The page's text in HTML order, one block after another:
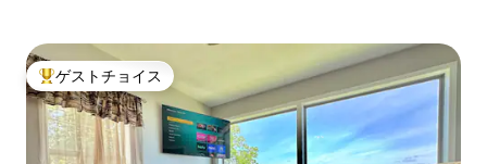
大好評のゲストチョイスです。
ゲストチョイス